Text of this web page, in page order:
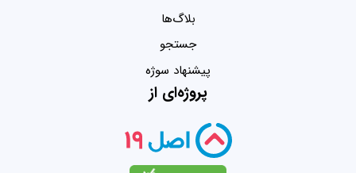
بلاگ‌ها
جستجو
پیشنهاد سوژه
پروژه‌ای از